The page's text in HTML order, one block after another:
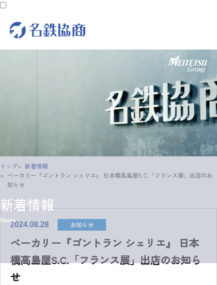
新着情報
News
トップ
新着情報
ベーカリー『ゴントラン シェリエ』 日本橋高島屋S.C.「フランス展」出店のお
知らせ
2024.08.28 お知らせ
ベーカリー『ゴントラン シェリエ』 日本
橋高島屋S.C.「フランス展」出店のお知ら
せ